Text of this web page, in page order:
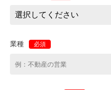
業種 必須